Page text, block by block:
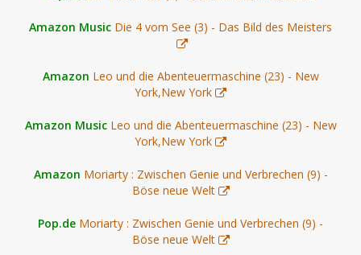
Amazon Music Die 4 vom See (3) - Das Bild des Meisters
Amazon Leo und die Abenteuermaschine (23) - New
York,New York
Amazon Music Leo und die Abenteuermaschine (23) - New
York,New York
Amazon Moriarty : Zwischen Genie und Verbrechen (9) -
Böse neue Welt
Pop.de Moriarty : Zwischen Genie und Verbrechen (9) -
Böse neue Welt